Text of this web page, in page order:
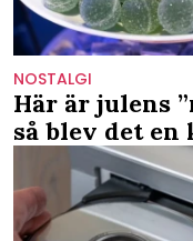
NOSTALGI
Här är julens
så blev det en